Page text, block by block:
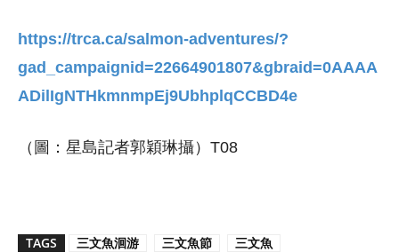
https://trca.ca/salmon-adventures/?
gad_campaignid=22664901807&gbraid=0AAAA
ADilIgNTHkmnmpEj9UbhplqCCBD4e
（圖：星島記者郭穎琳攝）T08
TAGS 三文魚洄游 三文魚節
三文魚